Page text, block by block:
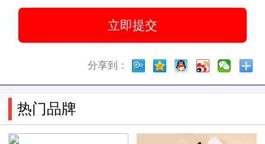
分享到：
热门品牌